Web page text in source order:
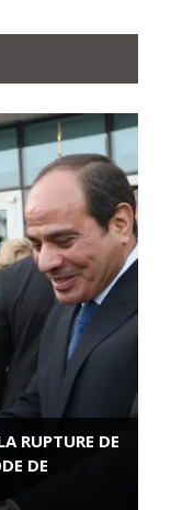
RUPTURE DE
DE